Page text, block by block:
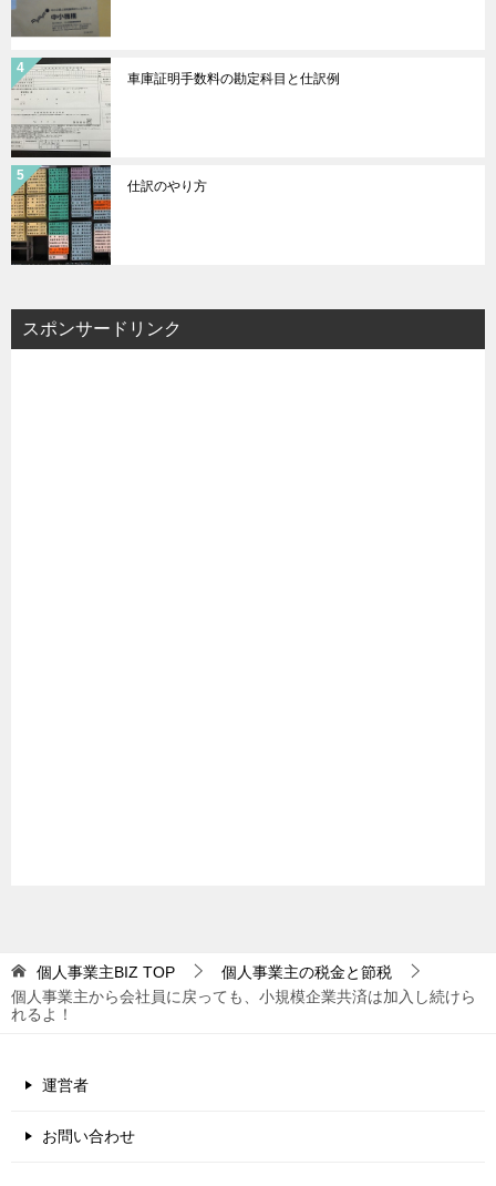
車庫証明手数料の勘定科目と仕訳例
仕訳のやり方
スポンサードリンク
個人事業主BIZ TOP
個人事業主の税金と節税
個人事業主から会社員に戻っても、小規模企業共済は加入し続けら
れるよ！
運営者
お問い合わせ